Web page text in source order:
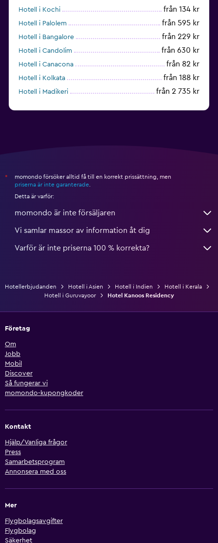
Hotell i Kochi från 134 kr
Hotell i Palolem från 595 kr
Hotell i Bangalore från 229 kr
Hotell i Candolim från 630 kr
Hotell i Canacona från 82 kr
Hotell i Kolkata från 188 kr
Hotell i Madikeri från 2 735 kr
*
momondo försöker alltid få till en korrekt prissättning, men
priserna är inte garanterade
Detta är varför:
momondo är inte försäljaren
Vi samlar massor av information åt dig
Varför är inte priserna 100 % korrekta?
Hotellerbjudanden Hotell i Asien Hotell i Indien
Hotell i Kerala
Hotell i Guruvayoor
Hotel Kanoos Residency
Företag
Om
Jobb
Mobil
Discover
Så fungerar vi
momondo-kupongkoder
Kontakt
Hjälp/Vanliga frågor
Press
Samarbetsprogram
Annonsera med oss
Mer
Flygbolagsavgifter
Flygbolag
Säkerhet